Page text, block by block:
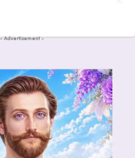
- Advertisement -